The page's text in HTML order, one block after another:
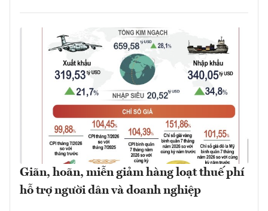
Giãn, hoãn, miễn giảm hàng loạt thuế phí
hỗ trợ người dân và doanh nghiệp